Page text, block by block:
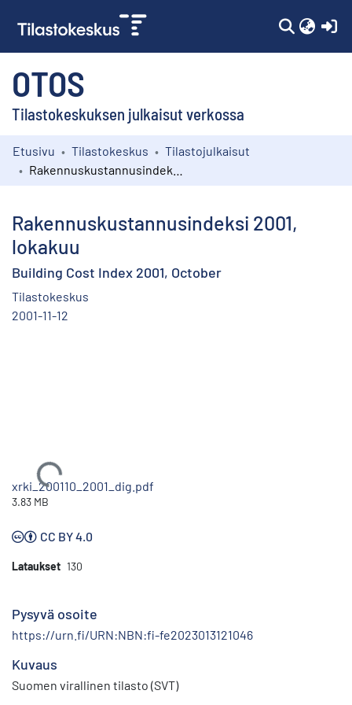
OTOS
Tilastokeskuksen julkaisut verkossa
Kokoelmat
Etusivu Tilastokeskus
Tilastojulkaisut
Rakennuskustannusindeksi 2001,
lokakuu
Building Cost Index 2001, October
Tilastokeskus
2001-11-12
Ladataan...
xrki_200110_2001_dig.pdf
3.83 MB
CC BY 4.0
Lataukset 130
Pysyvä osoite
https://urn.fi/URN:NBN:fi-fe2023013121046
Kuvaus
Suomen virallinen tilasto (SVT)